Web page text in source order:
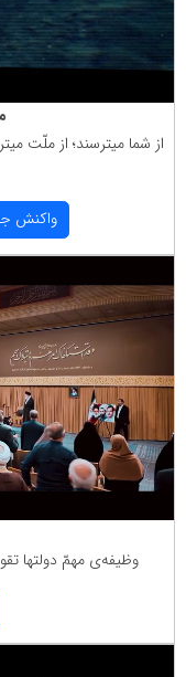
از شما میترسند؛ از ملّت
واكنش
وظیفه‌ی مهمّ دولتها